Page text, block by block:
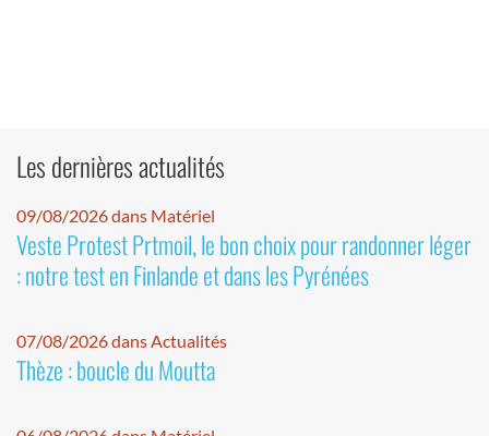
Les dernières actualités
09/08/2026 dans Matériel
Veste Protest Prtmoil, le bon choix pour randonner léger
: notre test en Finlande et dans les Pyrénées
07/08/2026 dans Actualités
Thèze : boucle du Moutta